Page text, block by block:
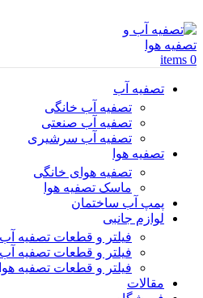
0
items
تصفیه آب
تصفیه آب خانگی
تصفیه آب صنعتی
تصفیه آب سرشیری
تصفیه هوا
تصفیه هوای خانگی
ماسک تصفیه هوا
پمپ آب ساختمان
لوازم جانبی
فیلتر و قطعات تصفیه
فیلتر و قطعات تصفیه
فیلتر و قطعات تصفیه هوا
مقالات